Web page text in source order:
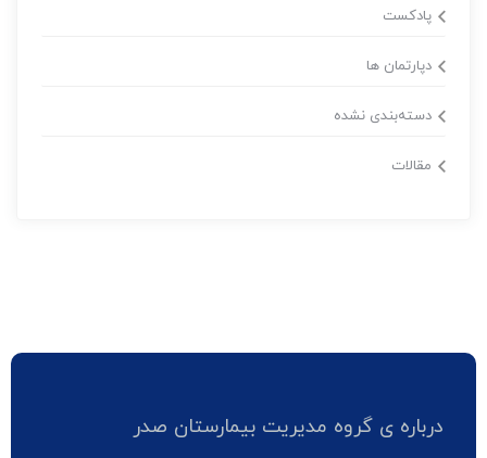
پادکست
دپارتمان ها
دسته‌بندی نشده
مقالات
درباره ی گروه مدیریت بیمارستان صدر